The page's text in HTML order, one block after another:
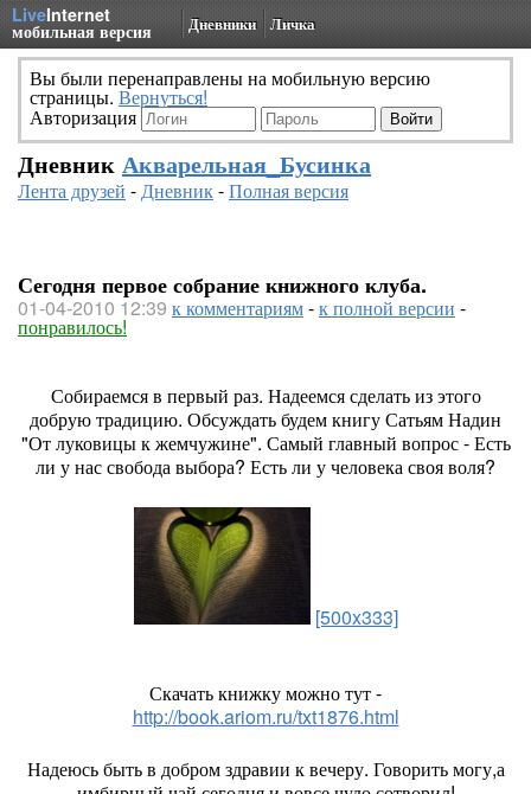
LiveInternet
мобильная версия Дневники Личка
Вы были перенаправлены на мобильную версию
страницы. Вернуться!
Авторизация
Дневник Акварельная_Бусинка
Лента друзей -Дневник-Полная версия
Сегодня первое собрание книжного клуба.
01-04-2010 12:39 к комментариям-к полной версии -
понравилось!
Собираемся в первый раз. Надеемся сделать из этого
добрую традицию. Обсуждать будем книгу Сатьям Надин
"От луковицы к жемчужине". Самый главный вопрос - Есть
ли у нас свобода выбора? Есть ли у человека своя воля?
[500x333]
Скачать книжку можно тут -
http://book.ariom.ru/txt1876.html
Надеюсь быть в добром здравии к вечеру. Говорить могу,а